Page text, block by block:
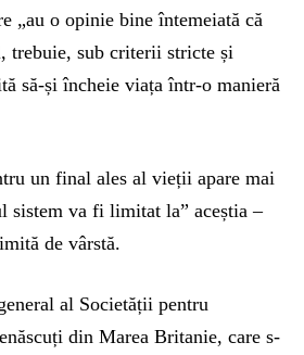
„au o opinie bine întemeiată că
trebuie, sub criterii stricte și
să-și încheie viața într-o manieră
un final ales al vieții apare mai
sistem va fi limitat la” aceștia –
de vârstă.
al Societății pentru
din Marea Britanie, care s-